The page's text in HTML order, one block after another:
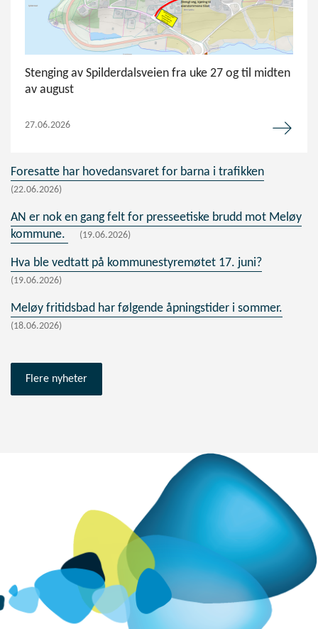
Stenging av Spilderdalsveien fra uke 27 og til midten
av august
27.06.2026
Foresatte har hovedansvaret for barna i trafikken
(22.06.2026)
AN er nok en gang felt for presseetiske brudd mot Meløy
kommune.
(19.06.2026)
Hva ble vedtatt på kommunestyremøtet 17. juni?
(19.06.2026)
Meløy fritidsbad har følgende åpningstider i sommer.
(18.06.2026)
Flere nyheter